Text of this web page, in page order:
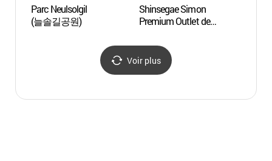
Parc Neulsolgil
(늘솔길공원)
Shinsegae Simon
Premium Outlet de
시흥 프리미엄 아울렛)
Voir plus